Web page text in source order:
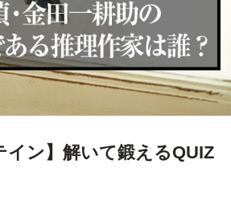
イン】解いて鍛えるQUIZ